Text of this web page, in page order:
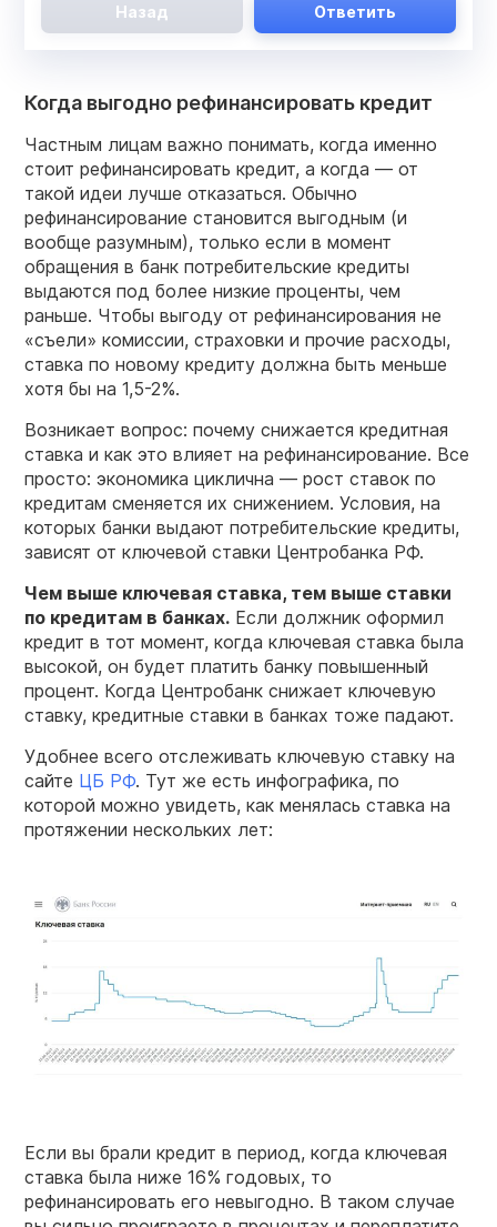
Назад Ответить
Когда выгодно рефинансировать кредит
Частным лицам важно понимать, когда именно
стоит рефинансировать кредит, а когда — от
такой идеи лучше отказаться. Обычно
рефинансирование становится выгодным (и
вообще разумным), только если в момент
обращения в банк потребительские кредиты
выдаются под более низкие проценты, чем
раньше. Чтобы выгоду от рефинансирования не
«съели» комиссии, страховки и прочие расходы,
ставка по новому кредиту должна быть меньше
хотя бы на 1,5-2%.
Возникает вопрос: почему снижается кредитная
ставка и как это влияет на рефинансирование. Все
просто: экономика циклична — рост ставок по
кредитам сменяется их снижением. Условия, на
которых банки выдают потребительские кредиты,
зависят от ключевой ставки Центробанка РФ.
Чем выше ключевая ставка, тем выше ставки
по кредитам в банках. Если должник оформил
кредит в тот момент, когда ключевая ставка была
высокой, он будет платить банку повышенный
процент. Когда Центробанк снижает ключевую
ставку, кредитные ставки в банках тоже падают.
Удобнее всего отслеживать ключевую ставку на
сайте ЦБ РФ. Тут же есть инфографика, по
которой можно увидеть, как менялась ставка на
протяжении нескольких лет:
Если вы брали кредит в период, когда ключевая
ставка была ниже 16% годовых, то
рефинансировать его невыгодно. В таком случае